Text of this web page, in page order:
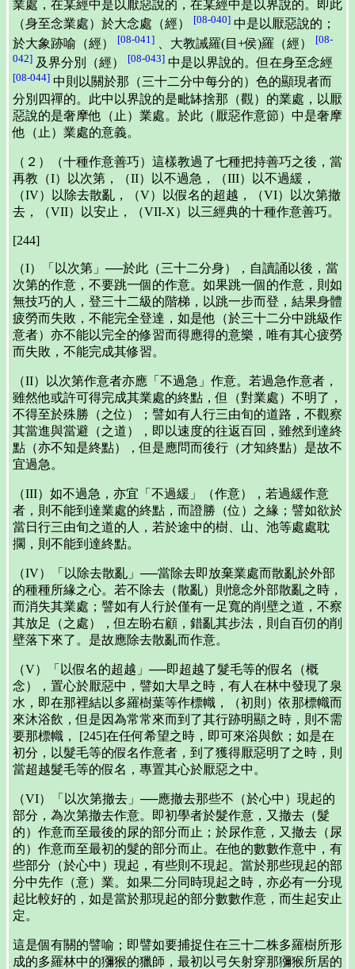
業處，在某經中是以厭惡說的，在某經中是以界說的。即此
（身至念業處）於大念處（經）
[08-040] 中是以厭惡說的；
於大象跡喻（經）
[08-041] 、大教誡羅(目+侯)羅（經）
[08-
042] 及界分別（經） [08-043] 中是以界說的。但在身至念經
[08-044] 中則以關於那（三十二分中每分的）色的顯現者而
分別四禪的。此中以界說的是毗缽捨那（觀）的業處，以厭
惡說的是奢摩他（止）業處。於此（厭惡作意節）中是奢摩
他（止）業處的意義。
（２）（十種作意善巧）這樣教過了七種把持善巧之後，當
再教（I）以次第，（II）以不過急，（III）以不過緩，
（IV）以除去散亂，（V）以假名的超越，（VI）以次第撤
去，（VII）以安止，（VII-X）以三經典的十種作意善巧。
[244]
（I）「以次第」──於此（三十二分身），自讀誦以後，當
次第的作意，不要跳一個的作意。如果跳一個的作意，則如
無技巧的人，登三十二級的階梯，以跳一步而登，結果身體
疲勞而失敗，不能完全登達，如是他（於三十二分中跳級作
意者）亦不能以完全的修習而得應得的意樂，唯有其心疲勞
而失敗，不能完成其修習。
（II）以次第作意者亦應「不過急」作意。若過急作意者，
雖然他或許可得完成其業處的終點，但（對業處）不明了，
不得至於殊勝（之位）；譬如有人行三由旬的道路，不觀察
其當進與當避（之道），即以速度的往返百回，雖然到達終
點（亦不知是終點），但是應問而後行（才知終點）是故不
宜過急。
（III）如不過急，亦宜「不過緩」（作意），若過緩作意
者，則不能到達業處的終點，而證勝（位）之緣；譬如欲於
當日行三由旬之道的人，若於途中的樹、山、池等處處耽
擱，則不能到達終點。
（IV）「以除去散亂」──當除去即放棄業處而散亂於外部
的種種所緣之心。若不除去（散亂）則憶念外部散亂之時，
而消失其業處；譬如有人行於僅有一足寬的削壁之道，不察
其放足（之處），但左盼右顧，錯亂其步法，則自百仞的削
壁落下來了。是故應除去散亂而作意。
（V）「以假名的超越」──即超越了髮毛等的假名（概
念），置心於厭惡中，譬如大旱之時，有人在林中發現了泉
水，即在那裡結以多羅樹葉等作標幟，（初則）依那標幟而
來沐浴飲，但是因為常常來而到了其行跡明顯之時，則不需
要那標幟， [245]在任何希望之時，即可來浴與飲；如是在
初分，以髮毛等的假名作意者，到了獲得厭惡明了之時，則
當超越髮毛等的假名，專置其心於厭惡之中。
（VI）「以次第撤去」──應撤去那些不（於心中）現起的
部分，為次第撤去作意。即初學者於髮作意，又撤去（髮
的）作意而至最後的尿的部分而止；於尿作意，又撤去（尿
的）作意而至最初的髮的部分而止。在他的數數作意中，有
些部分（於心中）現起，有些則不現起。當於那些現起的部
分中先作（意）業。如果二分同時現起之時，亦必有一分現
起比較好的，如是當於那現起的部分數數作意，而生起安止
定。
這是個有關的譬喻；即譬如要捕捉住在三十二株多羅樹所形
成的多羅林中的獼猴的獵師，最初以弓矢射穿那獼猴所居的